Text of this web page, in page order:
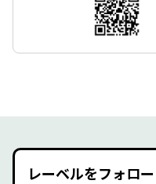
レーベルをフォロー